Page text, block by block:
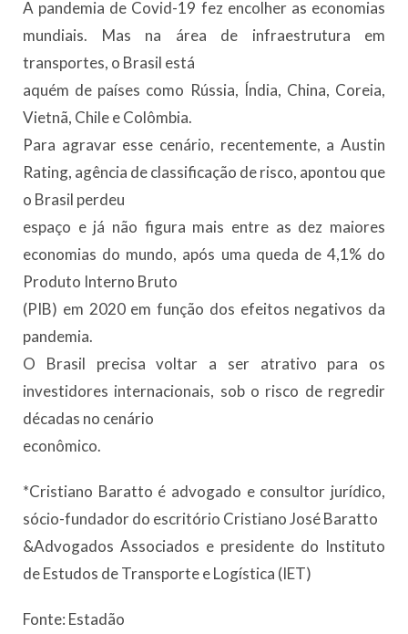
A pandemia de Covid-19 fez encolher as economias
mundiais. Mas na área de infraestrutura em
transportes, o Brasil está
aquém de países como Rússia, Índia, China, Coreia,
Vietnã, Chile e Colômbia.
Para agravar esse cenário, recentemente, a Austin
Rating, agência de classificação de risco, apontou que
o Brasil perdeu
espaço e já não figura mais entre as dez maiores
economias do mundo, após uma queda de 4,1% do
Produto Interno Bruto
(PIB) em 2020 em função dos efeitos negativos da
pandemia.
O Brasil precisa voltar a ser atrativo para os
investidores internacionais, sob o risco de regredir
décadas no cenário
econômico.
*Cristiano Baratto é advogado e consultor jurídico,
sócio-fundador do escritório Cristiano José Baratto
&Advogados Associados e presidente do Instituto
de Estudos de Transporte e Logística (IET)
Fonte: Estadão